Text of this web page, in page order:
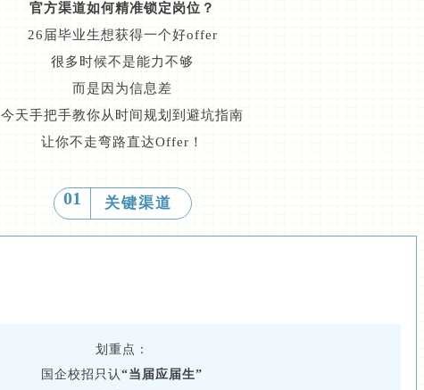
官方渠道如何精准锁定岗位？
26届毕业生想获得一个好offer
很多时候不是能力不够
而是因为信息差
今天手把手教你从时间规划到避坑指南
让你不走弯路直达Offer！
01 关键渠道
划重点：
国企校招只认“当届应届生”